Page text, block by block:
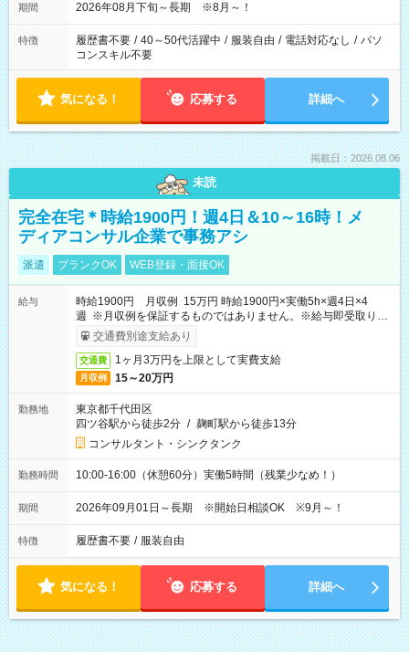
期間 2026年08月下旬～長期 ※8月～！
特徴 履歴書不要 / 40～50代活躍中 / 服装自由 / 電話対応なし / パソ
コンスキル不要
気になる！ 応募する 詳細へ
掲載日：2026.08.06
未読
完全在宅＊時給1900円！週4日＆10～16時！メ
ディアコンサル企業で事務アシ
派遣 ブランクOK WEB登録・面接OK
給与
時給1900円 月収例 15万円 時給1900円×実働5h×週4日×4
週 ※月収例を保証するものではありません。※給与即受取りサ
ービス利用可（利用条件有）
交通費別途支給あり
交通費 1ヶ月3万円を上限として実費支給
月収例 15～20万円
勤務地
東京都千代田区
四ツ谷駅から徒歩2分 / 麹町駅から徒歩13分
コンサルタント・シンクタンク
勤務時間 10:00-16:00（休憩60分）実働5時間（残業少なめ！）
期間 2026年09月01日～長期 ※開始日相談OK ※9月～！
特徴 履歴書不要 / 服装自由
気になる！ 応募する 詳細へ